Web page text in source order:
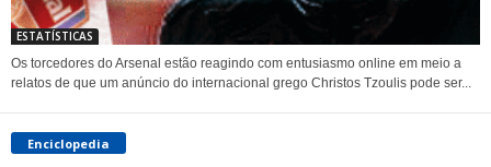
ESTATÍSTICAS
Os torcedores do Arsenal estão reagindo com entusiasmo online em meio a
relatos de que um anúncio do internacional grego Christos Tzoulis pode ser...
Enciclopedia